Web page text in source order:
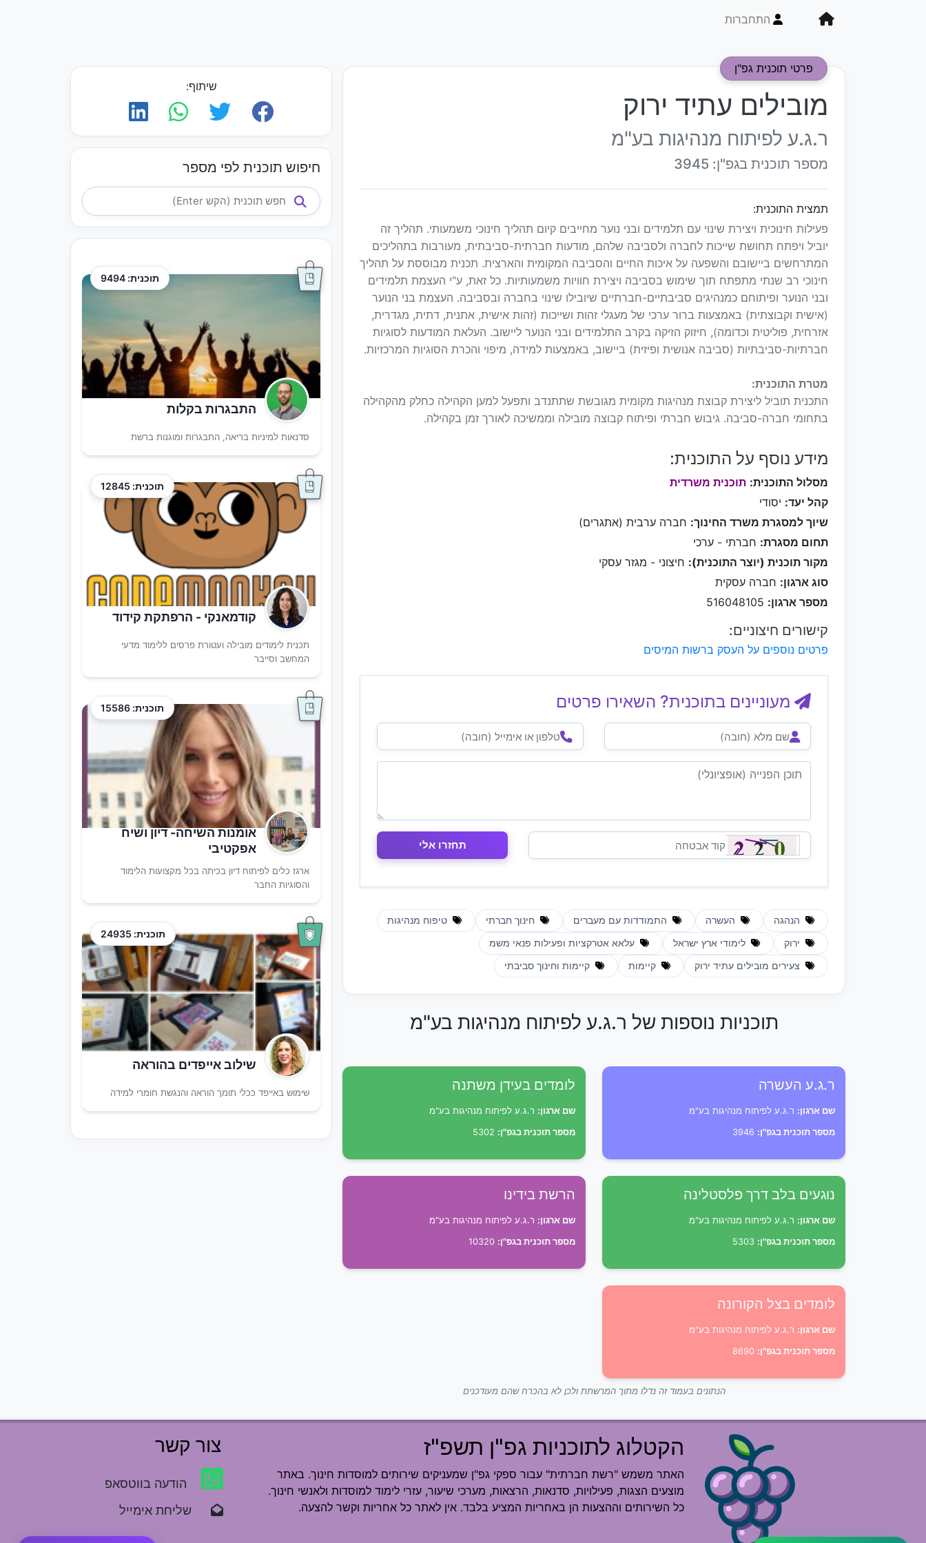
התחברות
פרטי תוכנית גפ"ן
מובילים עתיד ירוק
ר.ג.ע לפיתוח מנהיגות בע"מ
מספר תוכנית בגפ"ן: 3945
תמצית התוכנית:
פעילות חינוכית ויצירת שינוי עם תלמידים ובני נוער מחייבים קיום תהליך חינוכי משמעותי. תהליך זה
יוביל ויפתח תחושת שייכות לחברה ולסביבה שלהם, מודעות חברתית-סביבתית, מעורבות בתהליכים
המתרחשים ביישובם והשפעה על איכות החיים והסביבה המקומית והארצית. תכנית מבוססת על תהליך
חינוכי רב שנתי מתפתח תוך שימוש בסביבה ויצירת חוויות משמעותיות. כל זאת, ע"י העצמת תלמידים
ובני הנוער ופיתוחם כמנהיגים סביבתיים-חברתיים שיובילו שינוי בחברה ובסביבה. העצמת בני הנוער
(אישית וקבוצתית) באמצעות ברור ערכי של מעגלי זהות ושייכות (זהות אישית, אתנית, דתית, מגדרית,
אזרחית, פוליטית וכדומה), חיזוק הזיקה בקרב התלמידים ובני הנוער ליישוב. העלאת המודעות לסוגיות
חברתיות-סביבתיות (סביבה אנושית ופיזית) ביישוב, באמצעות למידה, מיפוי והכרת הסוגיות המרכזיות.
מטרת התוכנית:
התכנית תוביל ליצירת קבוצת מנהיגות מקומית מגובשת שתתנדב ותפעל למען הקהילה כחלק מהקהילה
בתחומי חברה-סביבה. גיבוש חברתי ופיתוח קבוצה מובילה וממשיכה לאורך זמן בקהילה.
מידע נוסף על התוכנית:
מסלול התוכנית: תוכנית משרדית
קהל יעד: יסודי
שיוך למסגרת משרד החינוך: חברה ערבית (אתגרים)
תחום מסגרת: חברתי - ערכי
מקור תוכנית (יוצר התוכנית): חיצוני - מגזר עסקי
סוג ארגון: חברה עסקית
מספר ארגון:
קישורים חיצוניים:
פרטים נוספים על העסק ברשות המיסים
מעוניינים בתוכנית? השאירו פרטים
הנהגה העשרה התמודדות עם מעברים חינוך חברתי טיפוח מנהיגות
ירוק לימודי ארץ ישראל עלאא אטרקציות ופעילות פנאי משמ
צעירים מובילים עתיד ירוק קיימות קיימות וחינוך סביבתי
תוכניות נוספות של ר.ג.ע לפיתוח מנהיגות בע"מ
ר.ג.ע העשרה
שם ארגון: ר.ג.ע לפיתוח מנהיגות בע"מ
מספר תוכנית בגפ"ן:
לומדים בעידן משתנה
שם ארגון: ר.ג.ע לפיתוח מנהיגות בע"מ
מספר תוכנית בגפ"ן:
נוגעים בלב דרך פלסטלינה
שם ארגון: ר.ג.ע לפיתוח מנהיגות בע"מ
מספר תוכנית בגפ"ן:
הרשת בידינו
שם ארגון: ר.ג.ע לפיתוח מנהיגות בע"מ
מספר תוכנית בגפ"ן:
לומדים בצל הקורונה
שם ארגון: ר.ג.ע לפיתוח מנהיגות בע"מ
מספר תוכנית בגפ"ן:
הנתונים בעמוד זה נדלו מתוך המרשתת ולכן לא בהכרח שהם מעודכנים
שיתוף:
חיפוש תוכנית לפי מספר
תוכנית: 9494
התבגרות בקלות
סדנאות למיניות בריאה, התבגרות ומוגנות ברשת
תוכנית: 12845
קודמאנקי - הרפתקת קידוד
תכנית לימודים מובילה ועטורת פרסים ללימוד מדעי
המחשב וסייבר
תוכנית: 15586
אומנות השיחה- דיון ושיח
אפקטיבי
ארגז כלים לפיתוח דיון בכיתה בכל מקצועות הלימוד
והסוגיות החבר
תוכנית: 24935
שילוב אייפדים בהוראה
שימוש באייפד ככלי תומך הוראה והנגשת חומרי למידה
הקטלוג לתוכניות גפ"ן תשפ"ז
האתר משמש "רשת חברתית" עבור ספקי גפ"ן שמעניקים שירותים למוסדות חינוך. באתר
מוצעים הצגות, פעילויות, סדנאות, הרצאות, מערכי שיעור, עזרי לימוד למוסדות ולאנשי חינוך.
כל השירותים וההצעות הן באחריות המציע בלבד. אין לאתר כל אחריות וקשר להצעה.
צור קשר
הודעה בווטסאפ
שליחת אימייל